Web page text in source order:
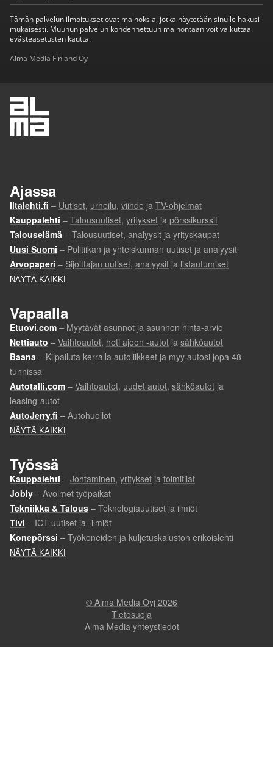
Tämän palvelun ilmoitukset ovat mainoksia, jotka näytetään sinulle hakusi
mukaisesti. Muuhun palvelun kohdennettuun mainontaan voit vaikuttaa
evästeasetusten kautta.
Alma Media Finland Oy